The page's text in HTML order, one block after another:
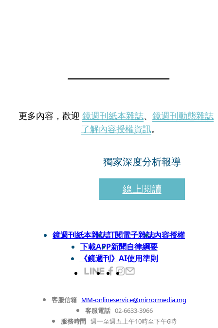
更多內容，歡迎 鏡週刊紙本雜誌、 鏡週刊動態雜誌
了解內容授權資訊。
獨家深度分析報導
線上閱讀
鏡週刊紙本雜誌訂閱電子雜誌內容授權
下載APP新聞自律綱要
《鏡週刊》AI使用準則
客服信箱 MM-onlineservice@mirrormedia.mg
客服電話 02-6633-3966
服務時間 週一至週五上午10時至下午6時